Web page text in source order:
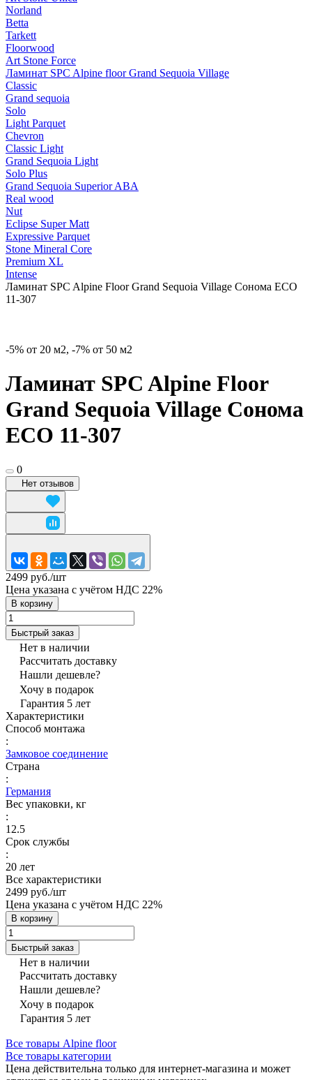
Norland
Betta
Tarkett
Floorwood
Art Stone Force
Ламинат SPC Alpine floor Grand Sequoia Village
Classic
Grand sequoia
Solo
Light Parquet
Chevron
Classic Light
Grand Sequoia Light
Solo Plus
Grand Sequoia Superior ABA
Real wood
Nut
Eclipse Super Matt
Expressive Parquet
Stone Mineral Core
Premium XL
Intense
Ламинат SPC Alpine Floor Grand Sequoia Village Сонома ECO
11-307
-5% от 20 м2, -7% от 50 м2
Ламинат SPC Alpine Floor
Grand Sequoia Village Сонома
ECO 11-307
0
Нет отзывов
2499 руб./шт
Цена указана с учётом НДС 22%
В корзину
Быстрый заказ
Нет в наличии
Рассчитать доставку
Нашли дешевле?
Хочу в подарок
Гарантия 5 лет
Характеристики
Способ монтажа
:
Замковое соединение
Страна
:
Германия
Вес упаковки, кг
:
12.5
Срок службы
:
20 лет
Все характеристики
2499 руб./шт
Цена указана с учётом НДС 22%
В корзину
Быстрый заказ
Нет в наличии
Рассчитать доставку
Нашли дешевле?
Хочу в подарок
Гарантия 5 лет
Все товары Alpine floor
Все товары категории
Цена действительна только для интернет-магазина и может